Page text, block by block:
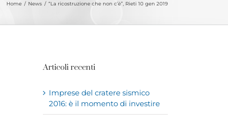
Home / News / “La ricostruzione che non c’è”, Rieti 10 gen 2019
Articoli recenti
Imprese del cratere sismico
2016: è il momento di investire